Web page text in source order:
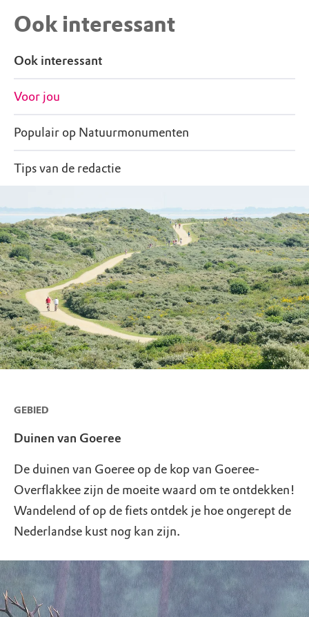
Ook interessant
Ook interessant
Voor jou
Populair op Natuurmonumenten
Tips van de redactie
GEBIED
Duinen van Goeree
De duinen van Goeree op de kop van Goeree-
Overflakkee zijn de moeite waard om te ontdekken!
Wandelend of op de fiets ontdek je hoe ongerept de
Nederlandse kust nog kan zijn.